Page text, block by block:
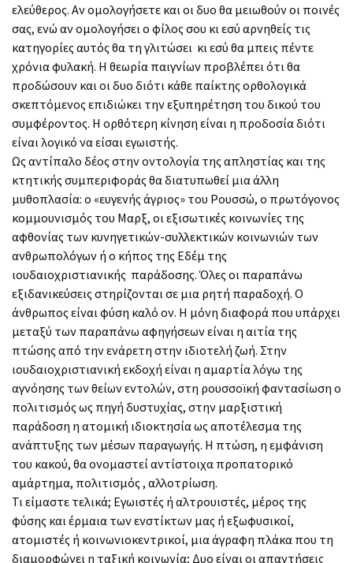
ελεύθερος. Αν ομολογήσετε και οι δυο θα μειωθούν οι ποινές
σας, ενώ αν ομολογήσει ο φίλος σου κι εσύ αρνηθείς τις
κατηγορίες αυτός θα τη γλιτώσει κι εσύ θα μπεις πέντε
χρόνια φυλακή. Η θεωρία παιγνίων προβλέπει ότι θα
προδώσουν και οι δυο διότι κάθε παίκτης ορθολογικά
σκεπτόμενος επιδιώκει την εξυπηρέτηση του δικού του
συμφέροντος. Η ορθότερη κίνηση είναι η προδοσία διότι
είναι λογικό να είσαι εγωιστής.
Ως αντίπαλο δέος στην οντολογία της απληστίας και της
κτητικής συμπεριφοράς θα διατυπωθεί μια άλλη
μυθοπλασία: ο «ευγενής άγριος» του Ρουσσώ, ο πρωτόγονος
κομμουνισμός του Μαρξ, οι εξισωτικές κοινωνίες της
αφθονίας των κυνηγετικών-συλλεκτικών κοινωνιών των
ανθρωπολόγων ή ο κήπος της Εδέμ της
ιουδαιοχριστιανικής παράδοσης. Όλες οι παραπάνω
εξιδανικεύσεις στηρίζονται σε μια ρητή παραδοχή. Ο
άνθρωπος είναι φύση καλό ον. Η μόνη διαφορά που υπάρχει
μεταξύ των παραπάνω αφηγήσεων είναι η αιτία της
πτώσης από την ενάρετη στην ιδιοτελή ζωή. Στην
ιουδαιοχριστιανική εκδοχή είναι η αμαρτία λόγω της
αγνόησης των θείων εντολών, στη ρουσσοϊκή φαντασίωση ο
πολιτισμός ως πηγή δυστυχίας, στην μαρξιστική
παράδοση η ατομική ιδιοκτησία ως αποτέλεσμα της
ανάπτυξης των μέσων παραγωγής. Η πτώση, η εμφάνιση
του κακού, θα ονομαστεί αντίστοιχα προπατορικό
αμάρτημα, πολιτισμός , αλλοτρίωση.
Τι είμαστε τελικά; Εγωιστές ή αλτρουιστές, μέρος της
φύσης και έρμαια των ενστίκτων μας ή εξωφυσικοί,
ατομιστές ή κοινωνιοκεντρικοί, μια άγραφη πλάκα που τη
διαμορφώνει η ταξική κοινωνία; Δυο είναι οι απαντήσεις